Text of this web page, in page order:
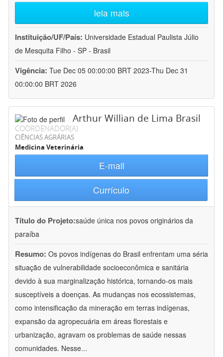
leia mais
Instituição/UF/País: Universidade Estadual Paulista Júlio
de Mesquita Filho - SP - Brasil
Vigência: Tue Dec 05 00:00:00 BRT 2023-Thu Dec 31
00:00:00 BRT 2026
Arthur Willian de Lima Brasil
COORDENADOR(A)
CIÊNCIAS AGRÁRIAS
Medicina Veterinária
E-mail
Currículo
Título do Projeto:saúde única nos povos originários da
paraíba
Resumo: Os povos indígenas do Brasil enfrentam uma séria
situação de vulnerabilidade socioeconômica e sanitária
devido à sua marginalização histórica, tornando-os mais
susceptíveis a doenças. As mudanças nos ecossistemas,
como intensificação da mineração em terras indígenas,
expansão da agropecuária em áreas florestais e
urbanização, agravam os problemas de saúde nessas
comunidades. Nesse...